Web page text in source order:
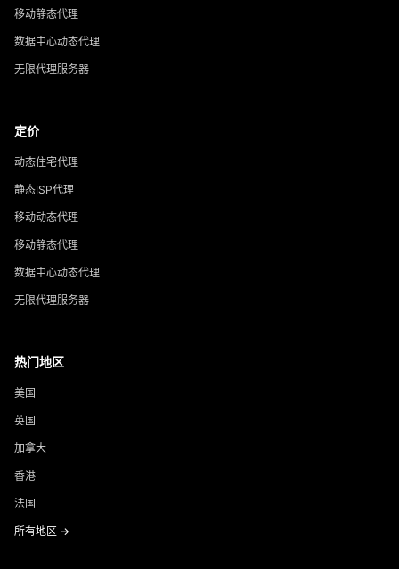
移动静态代理
数据中心动态代理
无限代理服务器
定价
动态住宅代理
静态ISP代理
移动动态代理
移动静态代理
数据中心动态代理
无限代理服务器
热门地区
美国
英国
加拿大
香港
法国
所有地区 →